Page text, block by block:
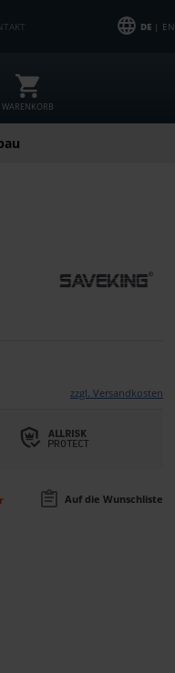
DE| EN
WARENKORB
zzgl. Versandkosten
Auf die Wunschliste